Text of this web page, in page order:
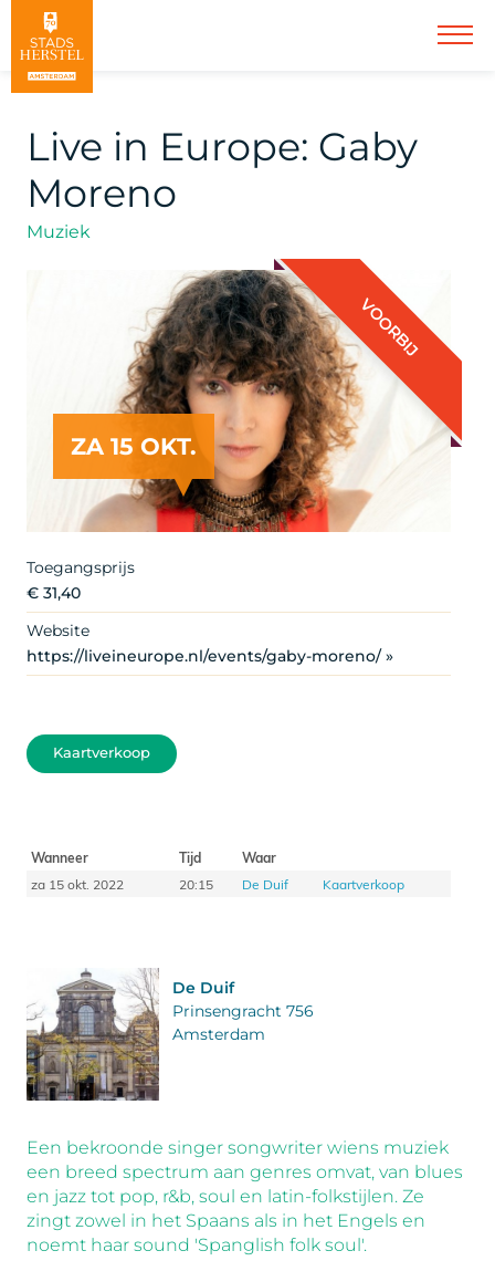
Live in Europe: Gaby
Moreno
Muziek
ZA 15 OKT.
VOORBIJ
Toegangsprijs
€ 31,40
Website
https://liveineurope.nl/events/gaby-moreno/ »
Kaartverkoop
Wanneer Tijd
Waar
za 15 okt. 2022
20:15 De Duif Kaartverkoop
De Duif
Prinsengracht 756
Amsterdam
Een bekroonde singer songwriter wiens muziek
een breed spectrum aan genres omvat, van blues
en jazz tot pop, r&b, soul en latin-folkstijlen. Ze
zingt zowel in het Spaans als in het Engels en
noemt haar sound 'Spanglish folk soul'.